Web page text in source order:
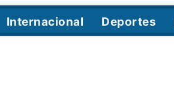
Internacional Deportes